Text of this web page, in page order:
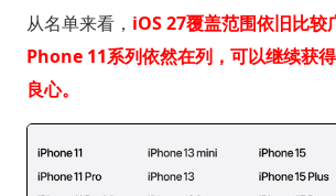
从名单来看， iOS 27覆盖范围依旧比较
Phone 11系列依然在列，可以继续获
良心。